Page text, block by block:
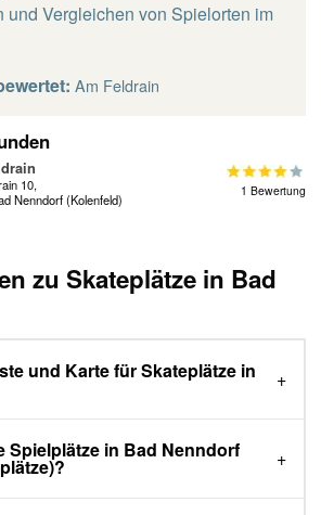
und Vergleichen von Spielorten im
Am Feldrain
10,
Nenndorf (Kolenfeld)
1 Bewertung
zu Skateplätze in Bad
und Karte für Skateplätze in
Spielplätze in Bad Nenndorf